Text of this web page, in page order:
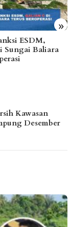
»
Prioritaskan
Dasar
di Tengah
Kawasan
Desember